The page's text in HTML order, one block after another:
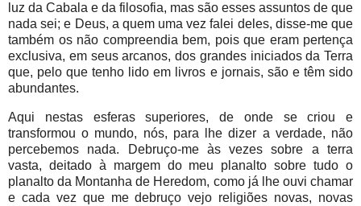
luz da Cabala e da filosofia, mas são esses assuntos de que
nada sei; e Deus, a quem uma vez falei deles, disse-me que
também os não compreendia bem, pois que eram pertença
exclusiva, em seus arcanos, dos grandes iniciados da Terra
que, pelo que tenho lido em livros e jornais, são e têm sido
abundantes.
Aqui nestas esferas superiores, de onde se criou e
transformou o mundo, nós, para lhe dizer a verdade, não
percebemos nada. Debruço-me às vezes sobre a terra
vasta, deitado à margem do meu planalto sobre tudo o
planalto da Montanha de Heredom, como já lhe ouvi chamar
e cada vez que me debruço vejo religiões novas, novas